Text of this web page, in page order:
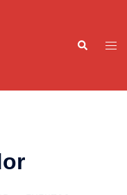
Pesquisar